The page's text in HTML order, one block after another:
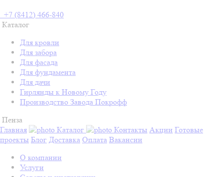
+7 (8412) 466-840
Каталог
Для кровли
Для забора
Для фасада
Для фундамента
Для дачи
Гирлянды к Новому Году
Производство Завода Покрофф
Пенза
Главная
Каталог Контакты Акции Готовые
проекты Блог Доставка Оплата Вакансии
О компании
Услуги